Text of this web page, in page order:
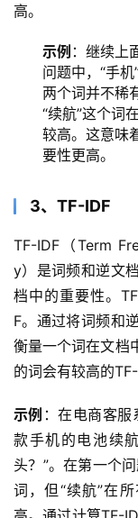
高。
示例 ：继续上
问题中，“手
两个词并不稀
“续航”这个词
较高。这意味
要性更高。
3、TF-IDF
TF-IDF（Term
y）是词频和逆文
档中的重要性。
F。通过将词频和
衡量一个词在文档
的词会有较高的TF-
示例 ：在电商客
款手机的电池续
头？”。在第一个
词，但“续航”在